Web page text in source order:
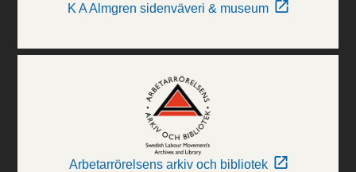
K A Almgren sidenväveri & museum
Arbetarrörelsens arkiv och bibliotek